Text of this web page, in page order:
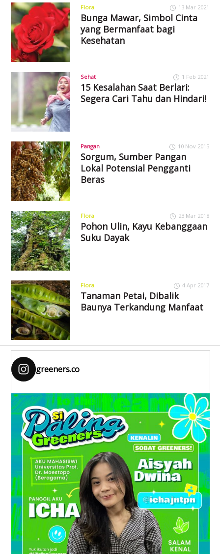
Flora 13 Mar 2021
Bunga Mawar, Simbol Cinta
yang Bermanfaat bagi
Kesehatan
Sehat 1 Feb 2021
15 Kesalahan Saat Berlari:
Segera Cari Tahu dan Hindari!
Pangan 10 Nov 2015
Sorgum, Sumber Pangan
Lokal Potensial Pengganti
Beras
Flora 23 Mar 2018
Pohon Ulin, Kayu Kebanggaan
Suku Dayak
Flora 4 Apr 2017
Tanaman Petai, Dibalik
Baunya Terkandung Manfaat
greeners.co